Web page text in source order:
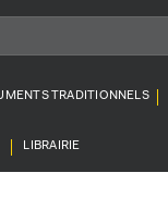
TRADITIONNELS
LIBRAIRIE